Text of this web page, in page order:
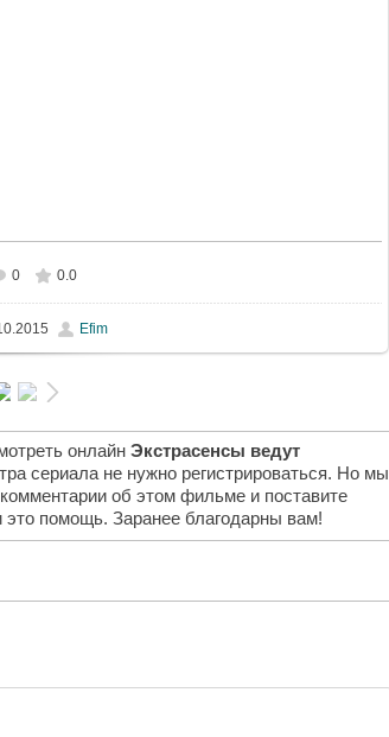
0 0.0
Efim
онлайн Экстрасенсы ведут
сериала не нужно регистрироваться. Но мы
об этом фильме и поставите
это помощь. Заранее благодарны вам!